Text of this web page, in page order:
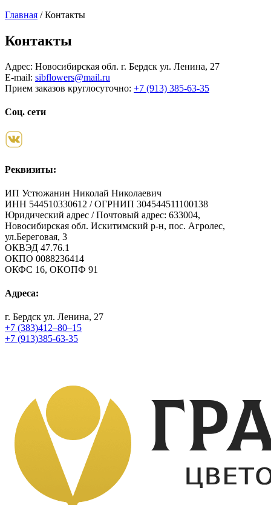
Главная / Контакты
Контакты
Адрес: Новосибирская обл. г. Бердск ул. Ленина, 27
E-mail: sibflowers@mail.ru
Прием заказов круглосуточно: +7 (913) 385-63-35
Соц. сети
Реквизиты:
ИП Устюжанин Николай Николаевич
ИНН 544510330612 / ОГРНИП 304544511100138
Юридический адрес / Почтовый адрес: 633004,
Новосибирская обл. Искитимский р-н, пос. Агролес,
ул.Береговая, 3
ОКВЭД 47.76.1
ОКПО 0088236414
ОКФС 16, ОКОПФ 91
Адреса:
г. Бердск ул. Ленина, 27
+7 (383)412–80–15
+7 (913)385-63-35